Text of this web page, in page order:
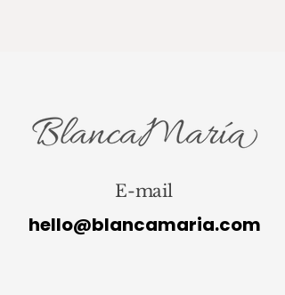
E-mail
hello@blancamaria.com